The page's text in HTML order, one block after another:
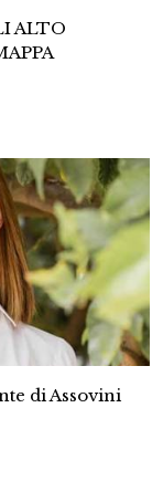
ALTO
di Assovini